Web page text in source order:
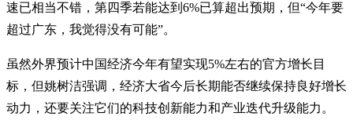
速已相当不错，第四季若能达到6%已算超出预期，但“今年要
超过广东，我觉得没有可能”。
虽然外界预计中国经济今年有望实现5%左右的官方增长目
标，但姚树洁强调，经济大省今后长期能否继续保持良好增长
动力，还要关注它们的科技创新能力和产业迭代升级能力。